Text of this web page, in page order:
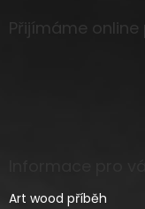
Přijímáme
Art wood příběh